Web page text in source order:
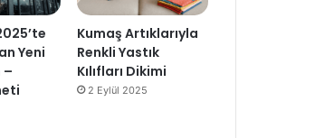
Yeni
–
Kumaş Artıklarıyla
Renkli Yastık
Kılıfları Dikimi
2 Eylül 2025